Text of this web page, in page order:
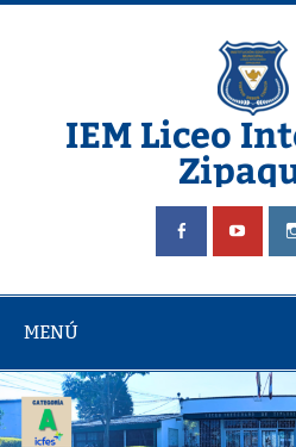
Saltar
IEM Liceo
Pagina del Liceo Integrado
MENÚ